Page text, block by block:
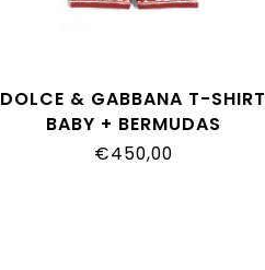
DOLCE & GABBANA T-SHIRT
BABY + BERMUDAS
L4JTKH_G7P5D_W0111
€450,00